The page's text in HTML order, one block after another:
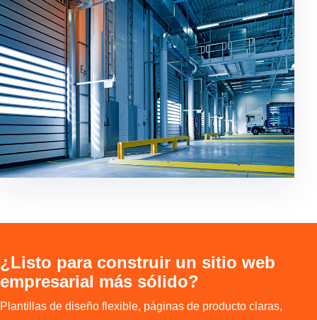
¿Listo para construir un sitio web
empresarial más sólido?
Plantillas de diseño flexible, páginas de producto claras,